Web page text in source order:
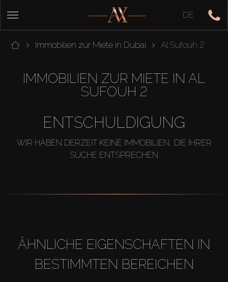
DE
Immobilien zur Miete in Dubai Al Sufouh 2
IMMOBILIEN ZUR MIETE IN AL
SUFOUH 2
ENTSCHULDIGUNG
WIR HABEN DERZEIT KEINE IMMOBILIEN, DIE IHRER
SUCHE ENTSPRECHEN
ÄHNLICHE EIGENSCHAFTEN IN
BESTIMMTEN BEREICHEN